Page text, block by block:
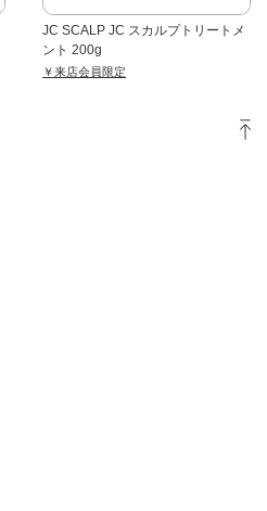
JC SCALP JC スカルプトリートメ
ント 200g
￥来店会員限定